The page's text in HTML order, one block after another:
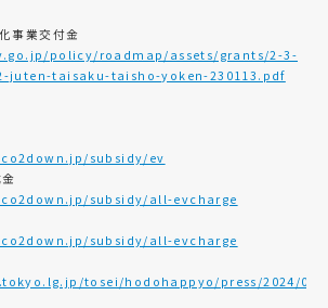
事業交付金
policy/roadmap/assets/grants/2-3-
juten-taisaku-taisho-yoken-230113.pdf
subsidy/ev
subsidy/all-evcharge
subsidy/all-evcharge
tosei/hodohappyo/press/2024/03/